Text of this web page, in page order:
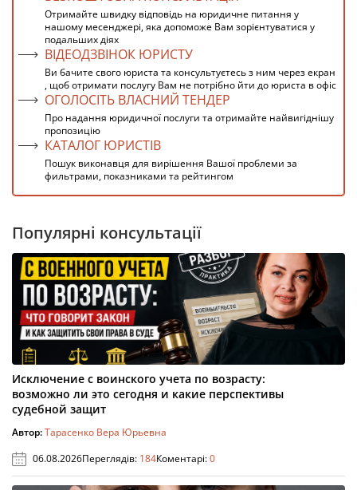
Отримайте швидку відповідь на юридичне питання у
нашому месенджері, яка допоможе Вам зорієнтуватися у
подальших діях
ВІДЕОДЗВІНОК ЮРИСТУ
Ви бачите свого юриста та консультуєтесь з ним через екран
, щоб отримати послугу Вам не потрібно йти до юриста в офіс
ОГОЛОСІТЬ ВЛАСНИЙ ТЕНДЕР
Про надання юридичної послуги та отримайте найвигіднішу
пропозицію
КАТАЛОГ ЮРИСТІВ
Пошук виконавця для вирішення Вашої проблеми за
фильтрами, показниками та рейтингом
Популярні консультації
Исключение с воинского учета по возрасту:
возможно ли это сегодня и какие перспективы
судебной защит
Автор:Тарасенко Вера Юрьевна
06.08.2026Переглядів: 184Коментарі:0